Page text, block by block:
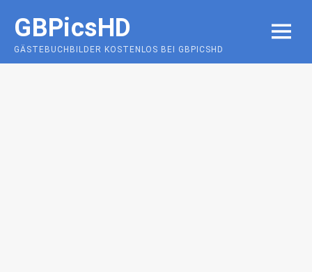
content
GBPicsHD
GÄSTEBUCHBILDER KOSTENLOS BEI GBPICSHD
MENU